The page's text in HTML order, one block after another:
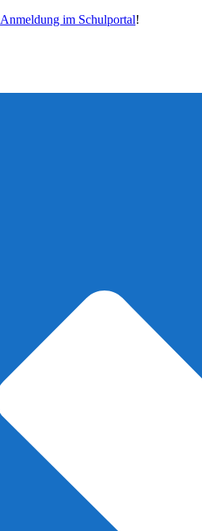
Anmeldung im Schulportal!